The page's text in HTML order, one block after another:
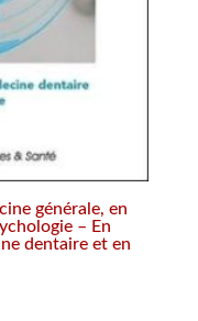
générale, en
– En
dentaire et en